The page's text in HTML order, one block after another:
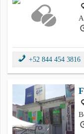
+52 844 454 3816